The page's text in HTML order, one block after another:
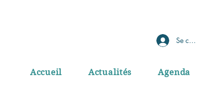
Accueil Actualités Agenda
Se connecter